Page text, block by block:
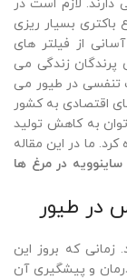
دارند. لازم است در
باکتری بسیار ریزی
از فیلتر های
پرندگان زندگی می
تنفسی در طیور می
اقتصادی به کشور
به کاهش تولید
ما در این مقاله
ساینوویه در مرغ ها
در طیور
زمانی که بروز این
و پیشگیری آن